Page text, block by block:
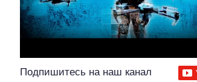
Подпишитесь на наш канал